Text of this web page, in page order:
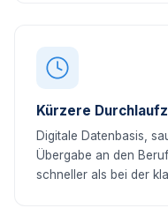
Kürzere
Digitale Datenbasis,
Übergabe an den
schneller als bei der